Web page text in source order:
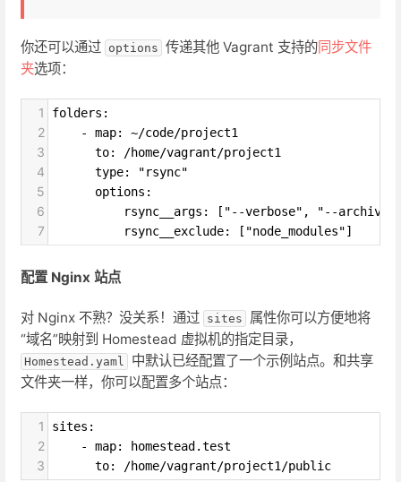
你还可以通过 options 传递其他 Vagrant 支持的同步文件
夹选项：
1 folders:
2
    - map: ~/code/project1
3
      to: /home/vagrant/project1
4
      type: "rsync"
5
      options:
6
rsync__args: ["--verbose", "--
7
          rsync__exclude: ["node_modules"]
配置 Nginx 站点
对 Nginx 不熟？没关系！通过 sites
属性你可以方便地将
“域名”映射到 Homestead 虚拟机的指定目录，
Homestead.yaml
中默认已经配置了一个示例站点。和共享
文件夹一样，你可以配置多个站点：
1 sites:
2
    - map: homestead.test
3
      to: /home/vagrant/project1/public